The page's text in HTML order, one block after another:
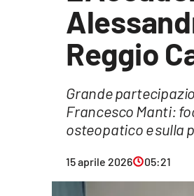
Economia e lavoro
Reggio
Grande
Francesco Manti:
osteopatico e sulla
15 aprile 2026 05:21